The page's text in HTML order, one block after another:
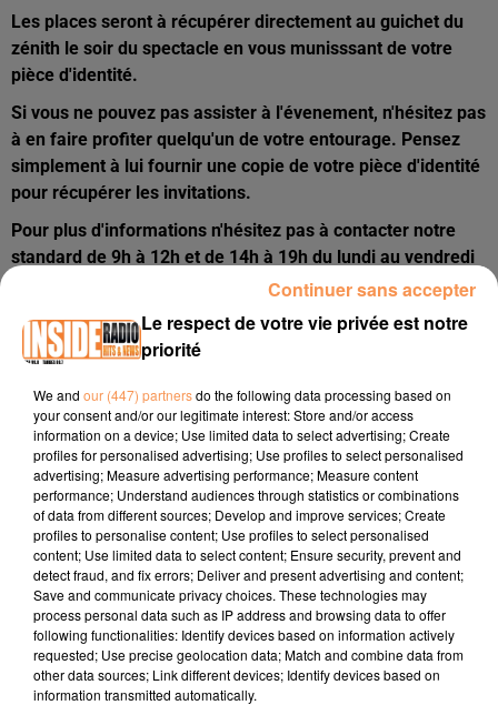
Les places seront à récupérer directement au guichet du
zénith le soir du spectacle en vous munisssant de votre
pièce d'identité.
Si vous ne pouvez pas assister à l'évenement, n'hésitez pas
à en faire profiter quelqu'un de votre entourage. Pensez
simplement à lui fournir une copie de votre pièce d'identité
pour récupérer les invitations.
Pour plus d'informations n'hésitez pas à contacter notre
standard de 9h à 12h et de 14h à 19h du lundi au vendredi
au 05 59 84 02 16 (tapez 1 pour les jeux antenne) ou à
envoyer un message directement sur notre site
internet
ici. Nous vous répondrons dans les plus brefs
délais.
Publié : 21 mars 2025 à 9h16 par
Océane Lovigny
Le respect de votre vie privée est notre
priorité
We and our (447) partnersdo the following data processing based on
your consent and/or our legitimate interest: Store and/or access
information on a device; Use limited data to select advertising; Create
profiles for personalised advertising; Use profiles to select personalised
advertising; Measure advertising performance; Measure content
performance; Understand audiences through statistics or combinations
of data from different sources; Develop and improve services; Create
profiles to personalise content; Use profiles to select personalised
content; Use limited data to select content; Ensure security, prevent and
detect fraud, and fix errors; Deliver and present advertising and content;
Save and communicate privacy choices. These technologies may
process personal data such as IP address and browsing data to offer
following functionalities: Identify devices based on information actively
requested; Use precise geolocation data; Match and combine data from
other data sources; Link different devices; Identify devices based on
information transmitted automatically.
Continuer sans accepter